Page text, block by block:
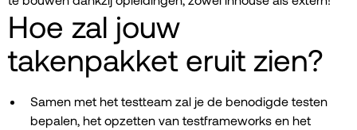
Hoe zal jouw
takenpakket eruit zien?
Samen met het testteam zal je de benodigde testen
bepalen, het opzetten van testframeworks en het